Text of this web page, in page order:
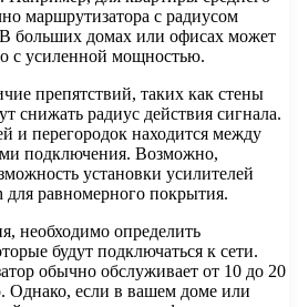
маршрутизатора с радиусом
больших домах или офисах может
с усиленной мощностью.
препятствий, таких как стены
снижать радиус действия сигнала.
и перегородок находится между
подключения. Возможно,
установки усилителей
для равномерного покрытия.
необходимо определить
будут подключаться к сети.
обычно обслуживает от 10 до 20
Однако, если в вашем доме или